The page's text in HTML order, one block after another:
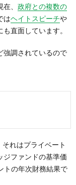
、 政府との複数の
はヘイトスピーチや
も直面しています。
強調されているので
れはプライベート
ジファンドの基準価
トの年次財務結果で